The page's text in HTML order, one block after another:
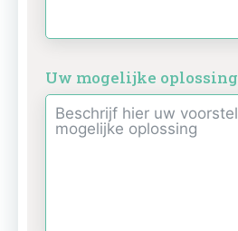
Uw mogelijke oplossing